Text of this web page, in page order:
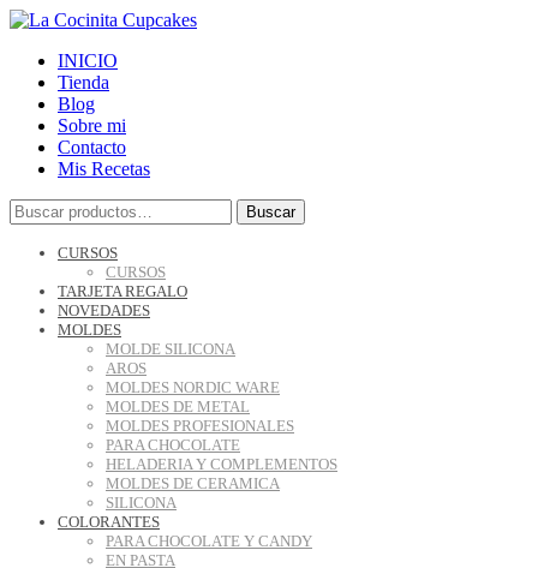
INICIO
Tienda
Blog
Sobre mi
Contacto
Mis Recetas
Buscar
por:
Buscar
CURSOS
CURSOS
TARJETA REGALO
NOVEDADES
MOLDES
MOLDE SILICONA
AROS
MOLDES NORDIC WARE
MOLDES DE METAL
MOLDES PROFESIONALES
PARA CHOCOLATE
HELADERIA Y COMPLEMENTOS
MOLDES DE CERAMICA
SILICONA
COLORANTES
PARA CHOCOLATE Y CANDY
EN PASTA